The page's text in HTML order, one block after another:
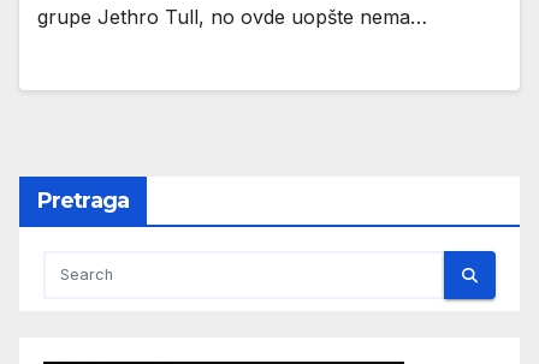
grupe Jethro Tull, no ovde uopšte nema…
Pretraga